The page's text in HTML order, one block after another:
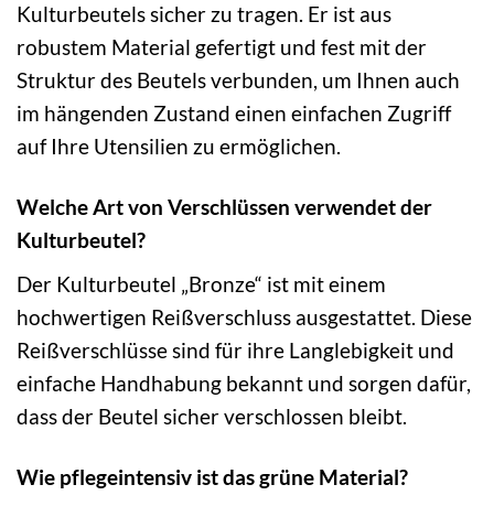
Kulturbeutels sicher zu tragen. Er ist aus
robustem Material gefertigt und fest mit der
Struktur des Beutels verbunden, um Ihnen auch
im hängenden Zustand einen einfachen Zugriff
auf Ihre Utensilien zu ermöglichen.
Welche Art von Verschlüssen verwendet der
Kulturbeutel?
Der Kulturbeutel „Bronze“ ist mit einem
hochwertigen Reißverschluss ausgestattet. Diese
Reißverschlüsse sind für ihre Langlebigkeit und
einfache Handhabung bekannt und sorgen dafür,
dass der Beutel sicher verschlossen bleibt.
Wie pflegeintensiv ist das grüne Material?